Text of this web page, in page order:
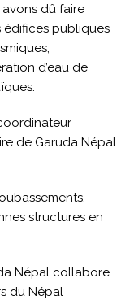
dû faire
édifices publiques
d’eau de
de Garuda Népal
structures en
Népal collabore
du Népal